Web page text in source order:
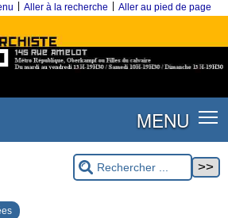
Aller à la recherche Aller au pied de page
MENU